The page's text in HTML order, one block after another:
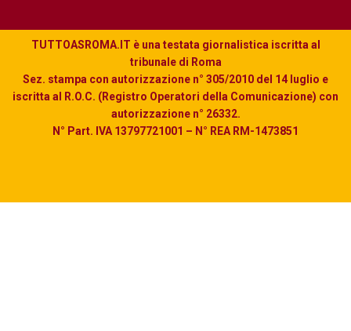
TUTTOASROMA.IT è una testata giornalistica iscritta al
tribunale di Roma
Sez. stampa con autorizzazione n° 305/2010 del 14 luglio e
iscritta al R.O.C. (Registro Operatori della Comunicazione) con
autorizzazione n° 26332.
N° Part. IVA 13797721001 – N° REA RM-1473851